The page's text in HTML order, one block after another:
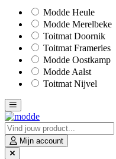
Modde Heule
Modde Merelbeke
Toitmat Doornik
Toitmat Frameries
Modde Oostkamp
Modde Aalst
Toitmat Nijvel
Mijn account